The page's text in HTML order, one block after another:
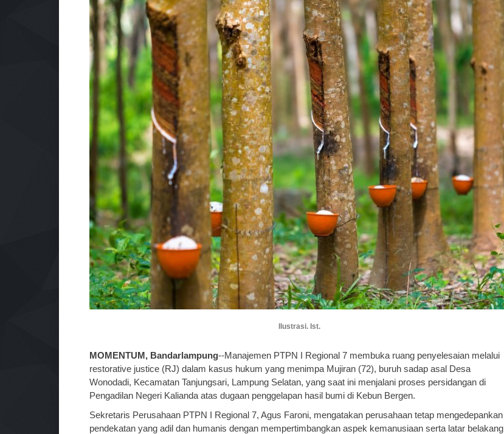
Ilustrasi. Ist.
MOMENTUM, Bandarlampung--Manajemen PTPN I Regional 7 membuka ruang penyelesaian melalui
restorative justice (RJ) dalam kasus hukum yang menimpa Mujiran (72), buruh sadap asal Desa
Wonodadi, Kecamatan Tanjungsari, Lampung Selatan, yang saat ini menjalani proses persidangan di
Pengadilan Negeri Kalianda atas dugaan penggelapan hasil bumi di Kebun Bergen.
Sekretaris Perusahaan PTPN I Regional 7, Agus Faroni, mengatakan perusahaan tetap mengedepankan
pendekatan yang adil dan humanis dengan mempertimbangkan aspek kemanusiaan serta latar belakang